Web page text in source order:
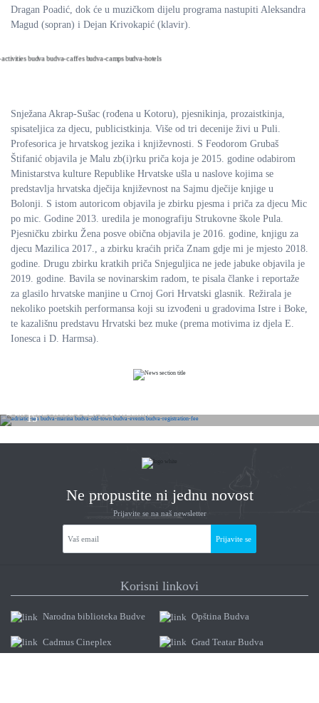
Dragan Poadić, dok će u muzičkom dijelu programa nastupiti Aleksandra
Magud (sopran) i Dejan Krivokapić (klavir).
Snježana Akrap-Sušac (rođena u Kotoru), pjesnikinja, prozaistkinja,
spisateljica za djecu, publicistkinja. Više od tri decenije živi u Puli.
Profesorica je hrvatskog jezika i književnosti. S Feodorom Grubaš
Štifanić objavila je Malu zb(i)rku priča koja je 2015. godine odabirom
Ministarstva kulture Republike Hrvatske ušla u naslove kojima se
predstavlja hrvatska dječija književnost na Sajmu dječije knjige u
Bolonji. S istom autoricom objavila je zbirku pjesma i priča za djecu Mic
po mic. Godine 2013. uredila je monografiju Strukovne škole Pula.
Pjesničku zbirku Žena posve obična objavila je 2016. godine, knjigu za
djecu Mazilica 2017., a zbirku kraćih priča Znam gdje mi je mjesto 2018.
godine. Drugu zbirku kratkih priča Snjeguljica ne jede jabuke objavila je
2019. godine. Bavila se novinarskim radom, te pisala članke i reportaže
za glasilo hrvatske manjine u Crnoj Gori Hrvatski glasnik. Režirala je
nekoliko poetskih performansa koji su izvođeni u gradovima Istre i Boke,
te kazališnu predstavu Hrvatski bez muke (prema motivima iz djela E.
Ionesca i D. Harmsa).
15
Ne propustite ni jednu novost
Prijavite se na naš newsletter
Prijavite se
Korisni linkovi
Narodna biblioteka Budve
Cadmus Cineplex
Opština Budva
Grad Teatar Budva